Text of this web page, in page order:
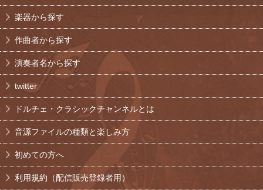
楽器から探す
作曲者から探す
演奏者名から探す
twitter
ドルチェ・クラシックチャンネルとは
音源ファイルの種類と楽しみ方
初めての方へ
利用規約（配信販売登録者用）